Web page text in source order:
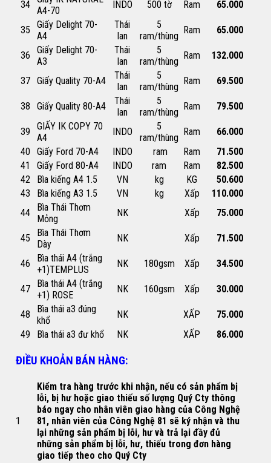
34
A4-70
INDO 500 tờ Ram 65.000
35
Giấy Delight 70-
A4
Thái
lan
5
ram/thùng
Ram 65.000
36
Giấy Delight 70-
A3
Thái
lan
5
ram/thùng
Ram 132.000
37 Giấy Quality 70-A4
Thái
lan
5
ram/thùng
Ram 69.500
38 Giấy Quality 80-A4
Thái
lan
5
ram/thùng
Ram 79.500
39
GIẤY IK COPY 70
A4
INDO
5
ram/thùng
Ram
66.000
40
Giấy Ford 70-A4 INDO ram Ram
71.500
41
Giấy Ford 80-A4 INDO ram Ram
82.500
42
Bìa kiếng A4 1.5 VN kg KG
50.600
43
Bìa kiếng A3 1.5 VN kg Xấp
110.000
44
Bìa Thái Thơm
Mỏng
NK Xấp 75.000
45
Bìa Thái Thơm
Dày
NK Xấp 71.500
46
Bìa thái A4 (trắng
+1)TEMPLUS
NK 180gsm Xấp 34.500
47
Bìa thái A4 (trắng
+1) ROSE
NK 160gsm Xấp 30.000
48
Bìa thái a3 đúng
khổ
NK XẤP
75.000
49
Bìa thái a3 đư khổ NK XẤP 86.000
ĐIỀU KHOẢN BÁN HÀNG:
1
Kiểm tra hàng trước khi nhận, nếu có sản phẩm bị
lỗi, bị hư hoặc giao thiếu số lượng Quý Cty thông
báo ngay cho nhân viên giao hàng của Công Nghệ
81, nhân viên của Công Nghệ 81 sẽ ký nhận và thu
lại những sản phẩm bị lỗi, hư và trả lại đầy đủ
những sản phẩm bị lỗi, hư, thiếu trong đơn hàng
giao tiếp theo cho Quý Cty